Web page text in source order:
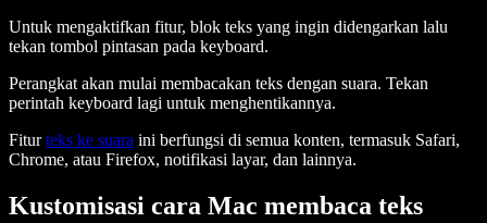
Untuk mengaktifkan fitur, blok teks yang ingin didengarkan lalu
tekan tombol pintasan pada keyboard.
Perangkat akan mulai membacakan teks dengan suara. Tekan
perintah keyboard lagi untuk menghentikannya.
Fiturteks ke suara ini berfungsi di semua konten, termasuk Safari,
Chrome, atau Firefox, notifikasi layar, dan lainnya.
Kustomisasi cara Mac membaca teks